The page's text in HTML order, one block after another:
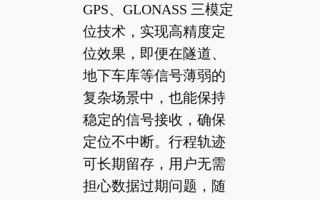
GPS、GLONASS 三模定
位技术，实现高精度定
位效果，即便在隧道、
地下车库等信号薄弱的
复杂场景中，也能保持
稳定的信号接收，确保
定位不中断。行程轨迹
可长期留存，用户无需
担心数据过期问题，随